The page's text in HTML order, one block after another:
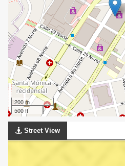
200 m
500 ft
Street View